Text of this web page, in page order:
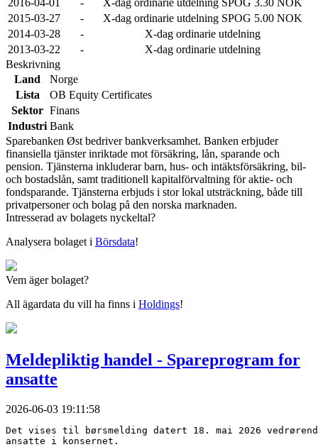
2016-04-01 -
X-dag ordinarie utdelning SPOG 3.30 NOK
2015-03-27
-
X-dag ordinarie utdelning SPOG 5.00 NOK
2014-03-28
-
X-dag ordinarie utdelning
2013-03-22
-
X-dag ordinarie utdelning
Beskrivning
Land
Norge
Lista
OB Equity Certificates
Sektor Finans
Industri Bank
Sparebanken Øst bedriver bankverksamhet. Banken erbjuder
finansiella tjänster inriktade mot försäkring, lån, sparande och
pension. Tjänsterna inkluderar barn, hus- och intäktsförsäkring, bil-
och bostadslån, samt traditionell kapitalförvaltning för aktie- och
fondsparande. Tjänsterna erbjuds i stor lokal utsträckning, både till
privatpersoner och bolag på den norska marknaden.
Intresserad av bolagets nyckeltal?
Analysera bolaget i Börsdata!
Vem äger bolaget?
All ägardata du vill ha finns i Holdings!
Meldepliktig handel - Spareprogram for
ansatte
2026-06-03 19:11:58
Det vises til børsmelding datert 18. mai 2026
ansatte i konsernet.